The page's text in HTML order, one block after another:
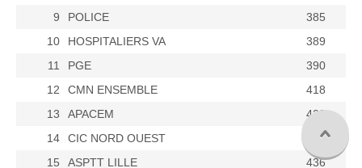
9
POLICE
385
10
HOSPITALIERS VA
389
11
PGE
390
12
CMN ENSEMBLE
418
13
APACEM
423
14
CIC NORD OUEST
424
15
ASPTT LILLE 436